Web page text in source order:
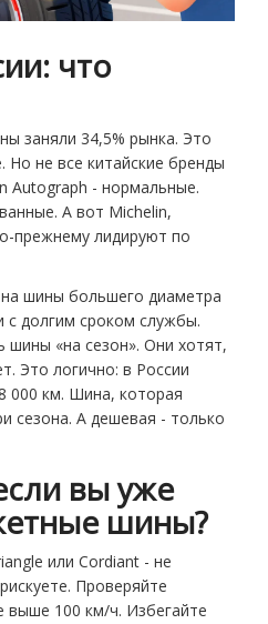
что
заняли 34,5% рынка. Это
не все китайские бренды
Autograph - нормальные.
А вот Michelin,
прежнему лидируют по
на шины большего диаметра
долгим сроком службы.
шины «на сезон». Они хотят,
Это логично: в России
000 км. Шина, которая
сезона. А дешевая - только
вы уже
шины?
или Cordiant - не
Проверяйте
выше 100 км/ч. Избегайте